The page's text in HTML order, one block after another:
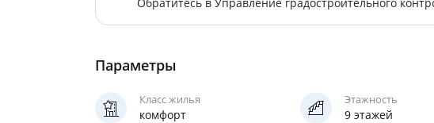
Параметры
Класс жилья
комфорт
Этажность
9 этажей